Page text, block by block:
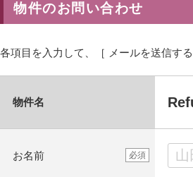
物件のお問い合わせ
各項目を入力して、［ メールを送信す
物件名
お名前 必須